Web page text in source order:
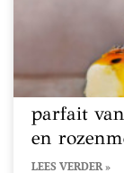
parfait
en
LEES VERDER »